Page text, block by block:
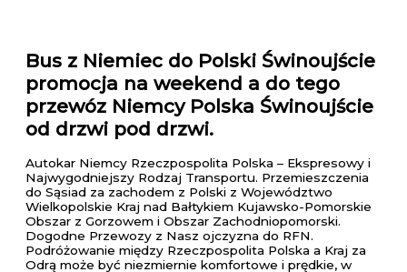
Bus z Niemiec do Polski Świnoujście
promocja na weekend a do tego
przewóz Niemcy Polska Świnoujście
od drzwi pod drzwi.
Autokar Niemcy Rzeczpospolita Polska – Ekspresowy i
Najwygodniejszy Rodzaj Transportu. Przemieszczenia
do Sąsiad za zachodem z Polski z Województwo
Wielkopolskie Kraj nad Bałtykiem Kujawsko-Pomorskie
Obszar z Gorzowem i Obszar Zachodniopomorski.
Dogodne Przewozy z Nasz ojczyzna do RFN.
Podróżowanie między Rzeczpospolita Polska a Kraj za
Odrą może być niezmiernie komfortowe i prędkie, w